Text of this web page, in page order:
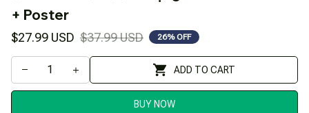
+ Poster
$27.99 USD $37.99 USD 26% OFF
ADD TO CART
BUY NOW